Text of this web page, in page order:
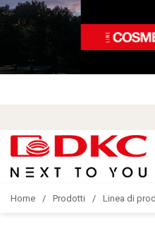
Home Prodotti Linea di